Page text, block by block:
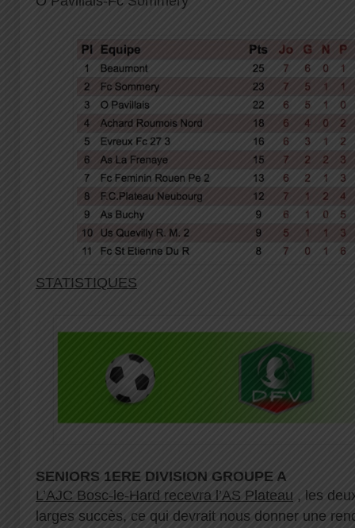
STATISTIQUES
SENIORS 1ERE DIVISION GROUPE A
L’AJC Bosc-le-Hard recevra l’AS Plateau , les
larges succès, ce qui devrait nous donner une